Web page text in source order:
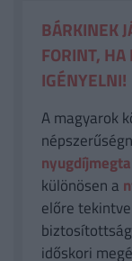
BÁRKINEK
FORINT, HA
IGÉNYELNI!
A magyarok
különösen a
előre
időskori